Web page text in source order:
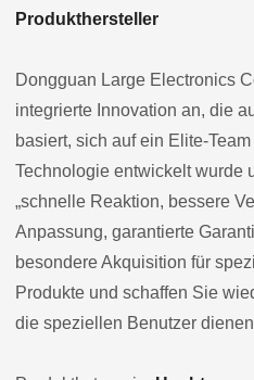
Produkthersteller
Dongguan Large Electronics
integrierte Innovation an, die
basiert, sich auf ein Elite-
Technologie entwickelt wurde
„schnelle Reaktion, bessere
Anpassung, garantierte
besondere Akquisition für
Produkte und schaffen Sie
die speziellen Benutzer